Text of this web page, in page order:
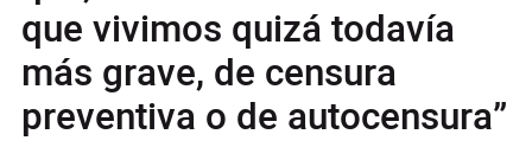
que vivimos quizá todavía
más grave, de censura
preventiva o de autocensura”